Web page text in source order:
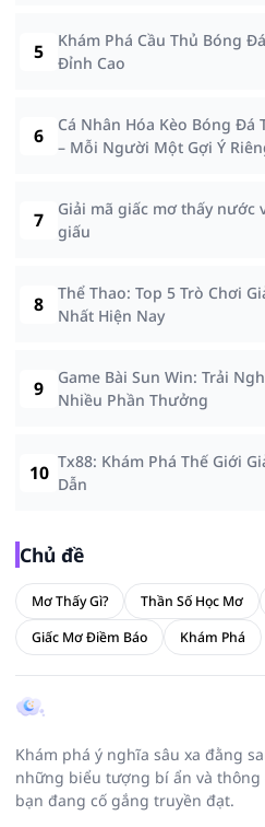
5
Khám Phá Cầu Thủ Bóng
Đỉnh Cao
6
Cá Nhân Hóa Kèo Bóng
– Mỗi Người Một Gợi Ý
7
Giải mã giấc mơ thấy nước
giấu
8
Thể Thao: Top 5 Trò Chơi
Nhất Hiện Nay
9
Game Bài Sun Win: Trải
Nhiều Phần Thưởng
10 Tx88: Khám Phá Thế Giới
Dẫn
Chủ đề
Mơ Thấy Gì? Thần Số Học Mơ
Giấc Mơ Điềm Báo
Khám Phá
Khám phá ý nghĩa sâu xa đằng
những biểu tượng bí ẩn và
bạn đang cố gắng truyền đạt.